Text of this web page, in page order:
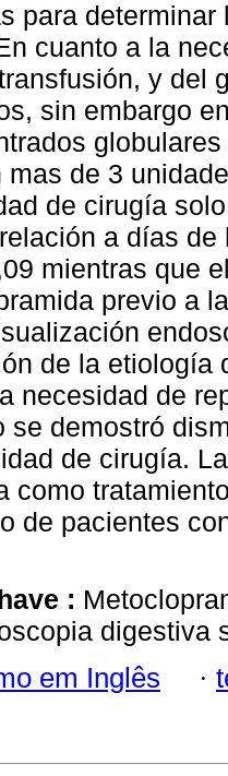
para
cuanto a la
y del
sin embargo
mas de 3
de cirugía
a días
mientras que
previo a
de la etiología
necesidad de
se demostró
de cirugía.
como
de pacientes
:
digestiva
em Inglês ·